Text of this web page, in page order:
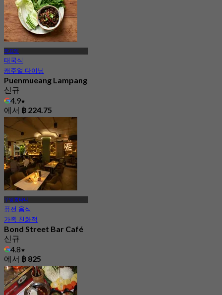
팍끄렛
태국식
캐주얼 다이닝
Puenmueang Lampang
신규
4.9
에서 ฿ 224.75
무앙통타니
퓨전 음식
가족 친화적
Bond Street Bar Café
신규
4.8
에서 ฿ 825